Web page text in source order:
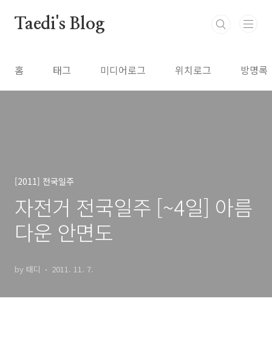
Taedi's Blog
홈 태그 미디어로그 위치로그 방명록
[2011] 전국일주
자전거 전국일주 [~4일] 아름
다운 안면도
by 태디 2011. 11. 7.